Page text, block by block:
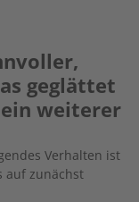
geglättet
weiterer
Verhalten ist
auf zunächst